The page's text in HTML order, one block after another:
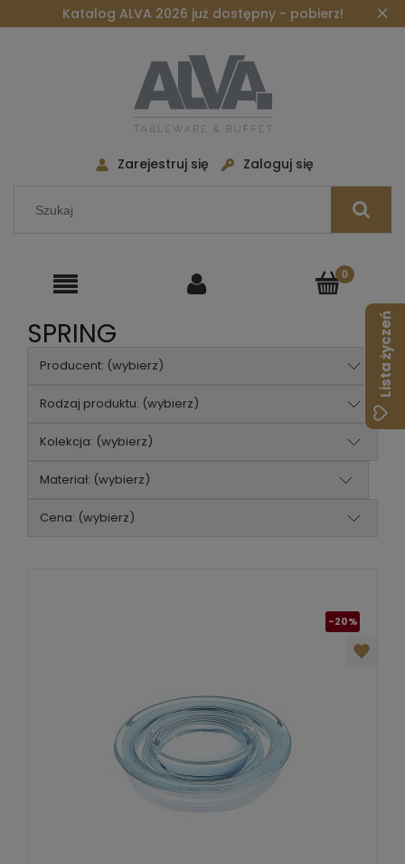
Katalog ALVA 2026 już dostępny - pobierz! ×
Zarejestruj się Zaloguj się
SPRING
Producent: (wybierz)
Rodzaj produktu: (wybierz)
Kolekcja: (wybierz)
Materiał: (wybierz)
Cena: (wybierz)
-20%
Lista życzeń